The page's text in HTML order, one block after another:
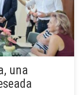
una